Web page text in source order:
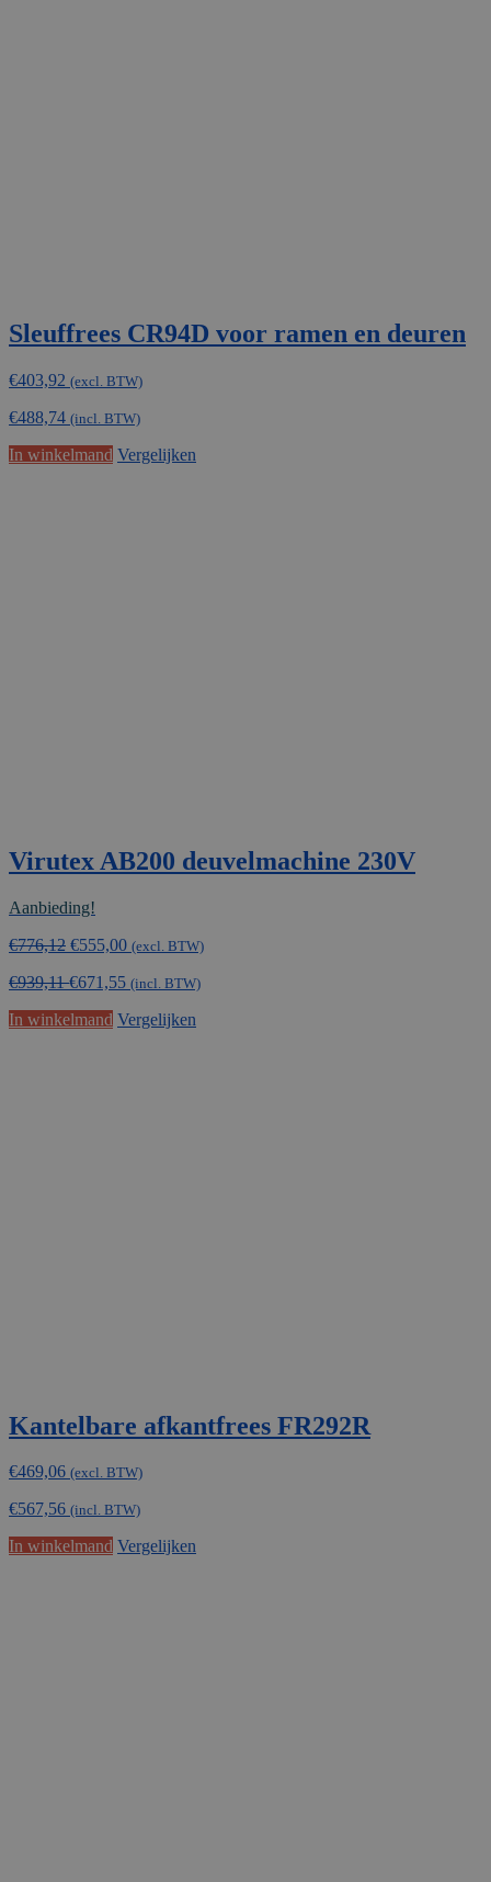
Sleuffrees CR94D voor ramen en deuren
€403,92 (excl. BTW)
€488,74 (incl. BTW)
In winkelmand Vergelijken
Virutex AB200 deuvelmachine 230V
Aanbieding!
€776,12 Oorspronkelijke
was:
€555,00Huidige
is:
(excl. BTW)
€939,11€671,55 (incl. BTW)
In winkelmand Vergelijken
Kantelbare afkantfrees FR292R
€469,06 (excl. BTW)
€567,56 (incl. BTW)
In winkelmand Vergelijken